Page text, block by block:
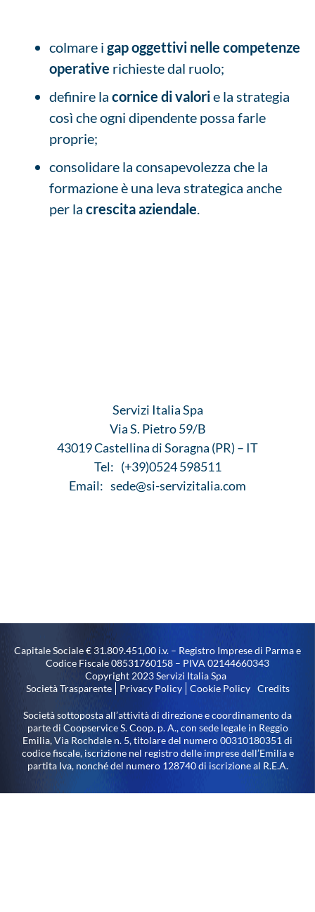
colmare i gap oggettivi nelle competenze
operative richieste dal ruolo;
definire la cornice di valorie la strategia
così che ogni dipendente possa farle
proprie;
consolidare la consapevolezza che la
formazione è una leva strategica anche
per la crescita aziendale
Servizi Italia Spa
Via S. Pietro 59/B
43019 Castellina di Soragna (PR) – IT
Tel: (+39)0524 598511
Email: sede@si-servizitalia.com
Capitale Sociale € 31.809.451,00 i.v. – Registro Imprese di Parma e
Codice Fiscale 08531760158 – PIVA 02144660343
Copyright 2023 Servizi Italia Spa
Società Trasparente
Privacy Policy Cookie Policy Credits
Società sottoposta all’attività di direzione e coordinamento da
parte di Coopservice S. Coop. p. A., con sede legale in Reggio
Emilia, Via Rochdale n. 5, titolare del numero 00310180351 di
codice fiscale, iscrizione nel registro delle imprese dell’Emilia e
partita Iva, nonché del numero 128740 di iscrizione al R.E.A.